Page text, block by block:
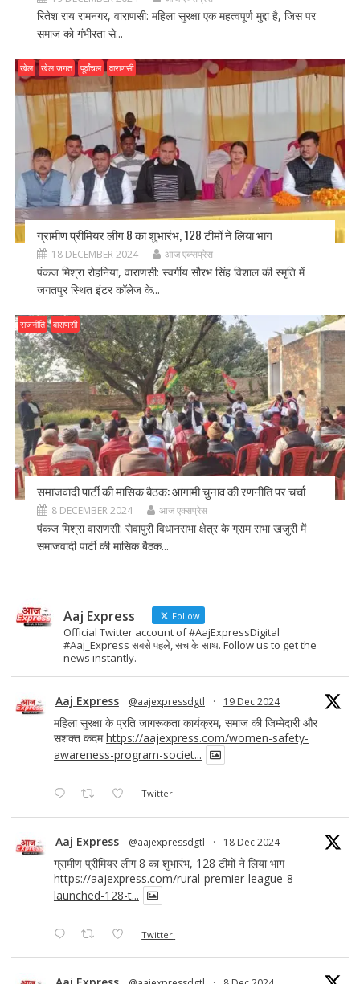
रितेश राय रामनगर, वाराणसी: महिला सुरक्षा एक महत्वपूर्ण मुद्दा है, जिस पर
समाज को गंभीरता से...
खेल खेल जगत पूर्वांचल वाराणसी
ग्रामीण प्रीमियर लीग 8 का शुभारंभ, 128 टीमों ने लिया भाग
18 DECEMBER 2024 आज एक्सप्रेस
पंकज मिश्रा रोहनिया, वाराणसी: स्वर्गीय सौरभ सिंह विशाल की स्मृति में
जगतपुर स्थित इंटर कॉलेज के...
राजनीति वाराणसी
समाजवादी पार्टी की मासिक बैठक: आगामी चुनाव की रणनीति पर चर्चा
8 DECEMBER 2024 आज एक्सप्रेस
पंकज मिश्रा वाराणसी: सेवापुरी विधानसभा क्षेत्र के ग्राम सभा खजुरी में
समाजवादी पार्टी की मासिक बैठक...
Aaj Express Follow
Official Twitter account of #AajExpressDigital
#Aaj_Express सबसे पहले, सच के साथ. Follow us to get the
news instantly.
Aaj Express @aajexpressdgtl · 19 Dec 2024
महिला सुरक्षा के प्रति जागरूकता कार्यक्रम, समाज की जिम्मेदारी और
सशक्त कदमhttps://aajexpress.com/women-safety-
awareness-program-societ...
Twitter
Aaj Express @aajexpressdgtl · 18 Dec 2024
ग्रामीण प्रीमियर लीग 8 का शुभारंभ, 128 टीमों ने लिया भाग
https://aajexpress.com/rural-premier-league-8-
launched-128-t...
Twitter